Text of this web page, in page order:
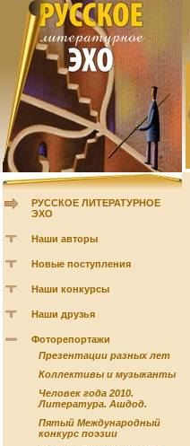
РУССКОЕ ЛИТЕРАТУРНОЕ
ЭХО
Наши авторы
Новые поступления
Наши конкурсы
Наши друзья
Фоторепортажи
Презентации разных лет
Коллективы и музыканты
Человек года 2010.
Литература. Ашдод.
Пятый Международный
конкурс поэзии